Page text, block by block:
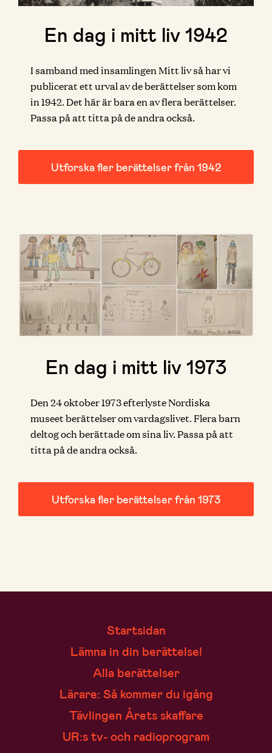
En dag i mitt liv 1942
I samband med insamlingen Mitt liv så har vi
publicerat ett urval av de berättelser som kom
in 1942. Det här är bara en av flera berättelser.
Passa på att titta på de andra också.
Utforska fler berättelser från 1942
En dag i mitt liv 1973
Den 24 oktober 1973 efterlyste Nordiska
museet berättelser om vardagslivet. Flera barn
deltog och berättade om sina liv. Passa på att
titta på de andra också.
Utforska fler berättelser från 1973
Startsidan
Lämna in din berättelse!
Alla berättelser
Lärare: Så kommer du igång
Tävlingen Årets skaffare
UR:s tv- och radioprogram